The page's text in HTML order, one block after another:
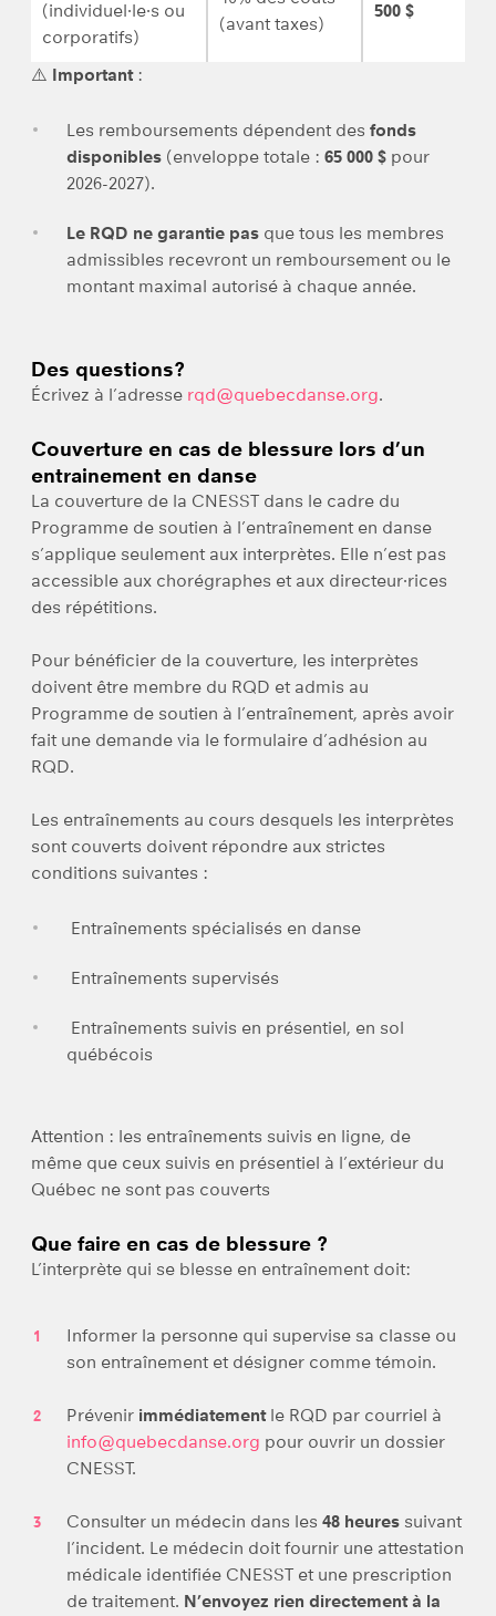
(individuel·le·s ou
corporatifs)
(avant taxes)
500 $
⚠️ Important:
Les remboursements dépendent des fonds
disponibles (enveloppe totale : 65 000 $ pour
2026-2027).
Le RQD ne garantie pas que tous les membres
admissibles recevront un remboursement ou le
montant maximal autorisé à chaque année.
Des questions?
Écrivez à l’adresse rqd@quebecdanse.org.
Couverture en cas de blessure lors d’un
entrainement en danse
La couverture de la CNESST dans le cadre du
Programme de soutien à l’entraînement en danse
s’applique seulement aux interprètes. Elle n’est pas
accessible aux chorégraphes et aux directeur·rices
des répétitions.
Pour bénéficier de la couverture, les interprètes
doivent être membre du RQD et admis au
Programme de soutien à l’entraînement, après avoir
fait une demande via le formulaire d’adhésion au
RQD.
Les entraînements au cours desquels les interprètes
sont couverts doivent répondre aux strictes
conditions suivantes :
Entraînements spécialisés en danse
Entraînements supervisés
Entraînements suivis en présentiel, en sol
québécois
Attention : les entraînements suivis en ligne, de
même que ceux suivis en présentiel à l’extérieur du
Québec ne sont pas couverts
Que faire en cas de blessure ?
L’interprète qui se blesse en entraînement doit:
Informer la personne qui supervise sa classe ou
son entraînement et désigner comme témoin.
Prévenir immédiatementle RQD par courriel à
info@quebecdanse.org pour ouvrir un dossier
CNESST.
Consulter un médecin dans les 48 heures suivant
l’incident. Le médecin doit fournir une attestation
médicale identifiée CNESST et une prescription
de traitement. N’envoyez rien directement à la